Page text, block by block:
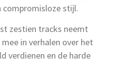
stijl.
zestien tracks neemt
in verhalen over het
verdienen en de harde